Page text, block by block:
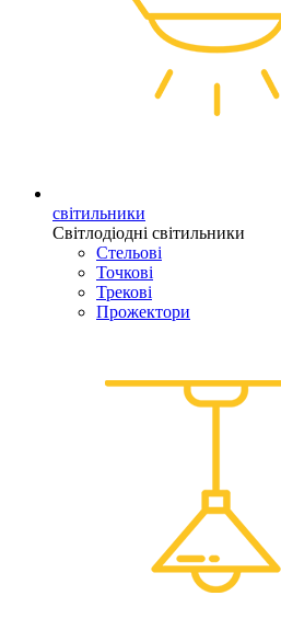
світильники
Світлодіодні світильники
Стельові
Точкові
Трекові
Прожектори